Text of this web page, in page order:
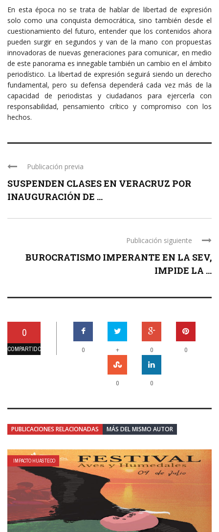
En esta época no se trata de hablar de libertad de expresión
solo como una conquista democrática, sino también desde el
cuestionamiento del futuro, entender que los contenidos ahora
pueden surgir en segundos y van de la mano con propuestas
innovadoras de nuevas generaciones para comunicar, en medio
de este panorama es innegable también un cambio en el ámbito
periodístico. La libertad de expresión seguirá siendo un derecho
fundamental, pero su defensa dependerá cada vez más de la
capacidad de periodistas y ciudadanos para ejercerla con
responsabilidad, pensamiento crítico y compromiso con los
hechos.
Publicación previa
SUSPENDEN CLASES EN VERACRUZ POR
INAUGURACIÓN DE ...
Publicación siguiente
BUROCRATISMO IMPERANTE EN LA SEV,
IMPIDE LA ...
0
COMPARTIDOS 0 + 0 0
0 0
PUBLICACIONES RELACIONADAS MÁS DEL MISMO AUTOR
IMPACTO HUASTECO